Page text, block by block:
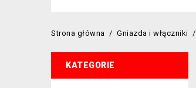
Strona główna Gniazda i włączniki
KATEGORIE